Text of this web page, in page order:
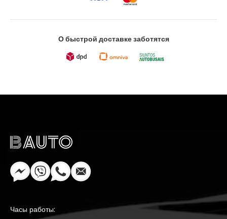
О быстрой доставке заботятся
Часы работы: